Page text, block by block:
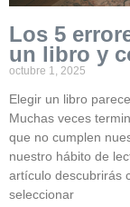
Los 5
un libro y
octubre 1, 2025
Elegir un libro
Muchas veces
que no cumplen
nuestro hábito de
artículo descubrirás
seleccionar